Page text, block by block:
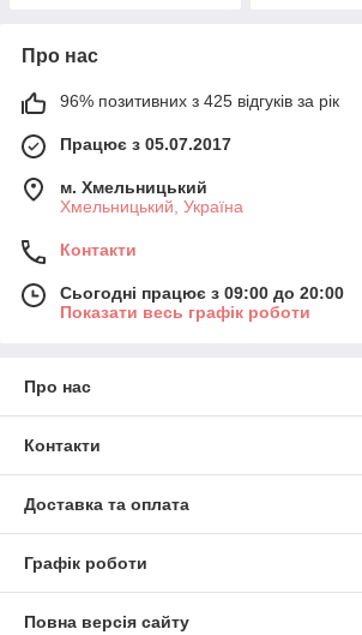
Про нас
96% позитивних з 425 відгуків за рік
Працює з 05.07.2017
м. Хмельницький
Хмельницький, Україна
Контакти
Сьогодні працює з 09:00 до 20:00
Показати весь графік роботи
Про нас
Контакти
Доставка та оплата
Графік роботи
Повна версія сайту